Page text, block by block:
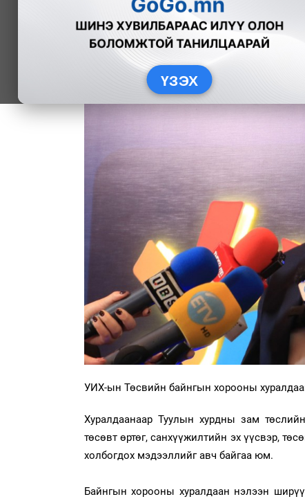
ҮЗЭХ
УИХ-ын Төсвийн байнгын хорооны
Хуралдаанаар Туулын хурдны зам
төсөвт өртөг, санхүүжилтийн эх үүсвэр,
холбогдох мэдээллийг авч байгаа юм.
Байнгын хорооны хуралдаан нэлээн